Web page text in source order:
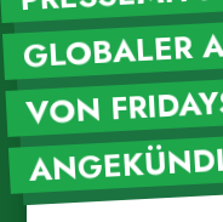
GLOBALER
VON